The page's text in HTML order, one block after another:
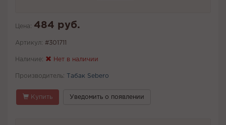
Цена: 484 руб.
Артикул: #301711
Наличие: Нет в наличии
Производитель: Табак Sebero
Купить Уведомить о появлении